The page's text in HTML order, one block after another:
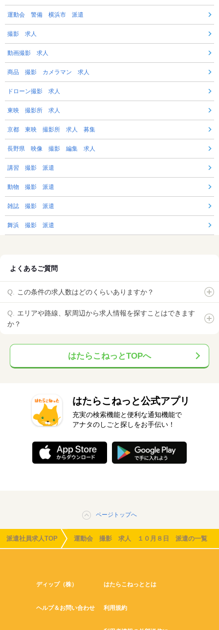
運動会 警備 横浜市 派遣
撮影 求人
動画撮影 求人
商品 撮影 カメラマン 求人
ドローン撮影 求人
東映 撮影所 求人
京都 東映 撮影所 求人 募集
長野県 映像 撮影 編集 求人
講習 撮影 派遣
動物 撮影 派遣
雑誌 撮影 派遣
舞浜 撮影 派遣
よくあるご質問
この条件の求人数はどのくらいありますか？
エリアや路線、駅周辺から求人情報を探すことはできます
か？
はたらこねっとTOPへ
はたらこねっと公式アプリ
充実の検索機能と便利な通知機能で
アナタのしごと探しをお手伝い！
ページトップへ
派遣社員求人TOP 運動会 撮影 求人 １０月８日 派遣の一覧
ディップ（株） はたらこねっととは
ヘルプ＆お問い合わせ 利用規約